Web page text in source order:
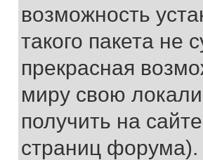
возможность
такого пакета не
прекрасная
миру свою
получить на
страниц форума).